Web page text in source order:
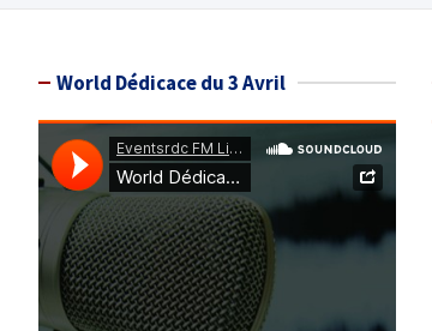
World Dédicace du 3 Avril